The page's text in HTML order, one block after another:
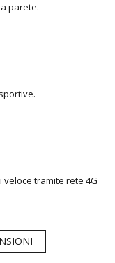
parete.
tramite rete 4G